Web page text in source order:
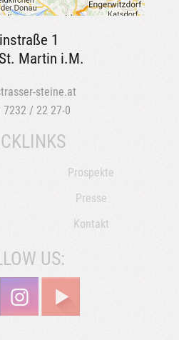
1
Martin i.M.
steine.at
7232 / 22 27-0
Prospekte
Presse
Kontakt
US: